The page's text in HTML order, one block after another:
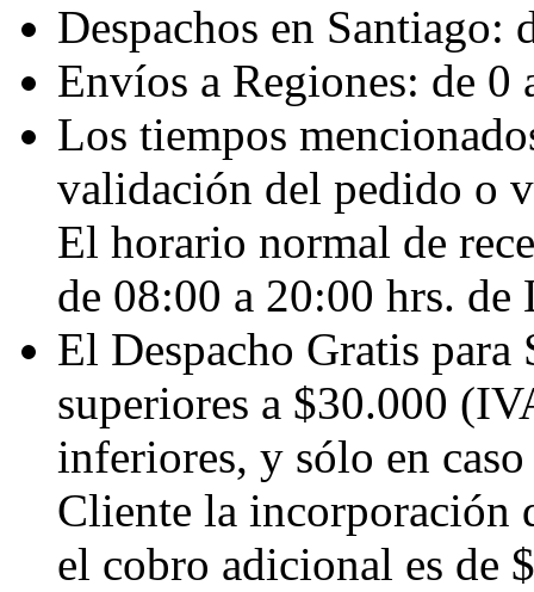
Despachos en Santiago:
Envíos a Regiones: de 0
Los tiempos
validación del pedido o
El horario normal de
de 08:00 a 20:00 hrs. de
El Despacho Gratis para
superiores a $30.000
inferiores, y sólo en
Cliente la incorporación
el cobro adicional es